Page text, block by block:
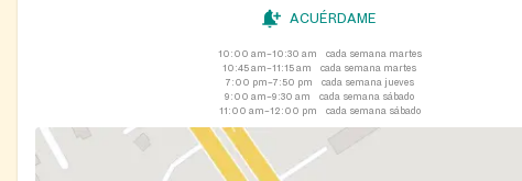
ACUÉRDAME
10:00 am–10:30 am
cada semana martes
10:45 am–11:15 am
cada semana martes
7:00 pm–7:50 pm
cada semana jueves
9:00 am–9:30 am
cada semana sábado
11:00 am–12:00 pm
cada semana sábado